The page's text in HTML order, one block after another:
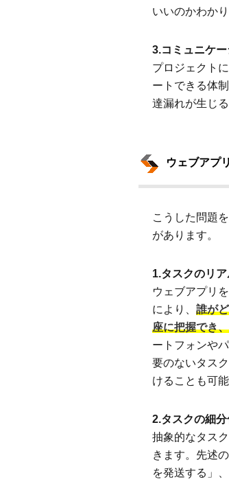
いいのかわかり
3.コミュニケ
プロジェクト
ートできる体
達漏れが生じ
ウェブアプ
こうした問題
があります。
1.タスクのリ
ウェブアプリ
により、 誰が
座に把握でき
ートフォンや
要のないタス
けることも可能
2.タスクの細分
抽象的なタス
きます。先述
を発送する」